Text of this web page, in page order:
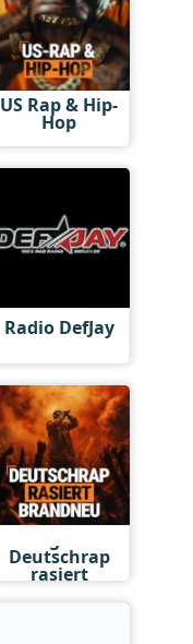
US Rap & Hip-
Hop
Radio DefJay
Deutschrap
rasiert